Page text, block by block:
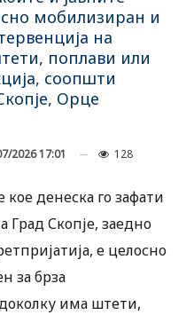
мобилизиран и
на
поплави или
соопшти
Орце
2026 17:01 128
денеска го зафати
Град Скопје, заедно
е целосно
за брза
има штети,